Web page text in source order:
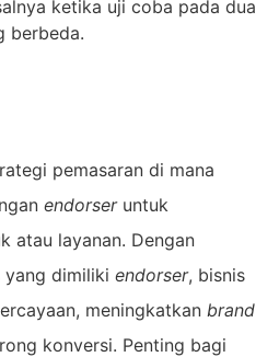
ketika uji coba pada dua
berbeda.
pemasaran di mana
endorser untuk
atau layanan. Dengan
yang dimiliki endorser, bisnis
meningkatkanbrand
konversi. Penting bagi